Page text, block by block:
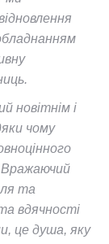
новітнім і
чому
Вражаючий
та
вдячності
це душа, яку